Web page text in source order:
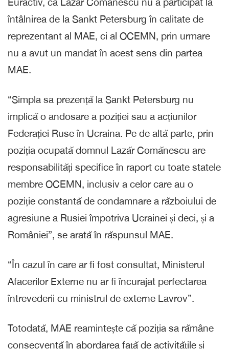
întâlnirea de la Sankt Petersburg în calitate de
reprezentant al MAE, ci al OCEMN, prin urmare
nu a avut un mandat în acest sens din partea
MAE.
“Simpla sa prezență la Sankt Petersburg nu
implică o andosare a poziției sau a acțiunilor
Federației Ruse în Ucraina. Pe de altă parte, prin
poziția ocupată domnul Lazăr Comănescu are
responsabilități specifice în raport cu toate statele
membre OCEMN, inclusiv a celor care au o
poziție constantă de condamnare a războiului de
agresiune a Rusiei împotriva Ucrainei și deci, și a
României”, se arată în răspunsul MAE.
“În cazul în care ar fi fost consultat, Ministerul
Afacerilor Externe nu ar fi încurajat perfectarea
întrevederii cu ministrul de externe Lavrov”.
Totodată, MAE reamintește că poziția sa rămâne
consecventă în abordarea față de activitățile și